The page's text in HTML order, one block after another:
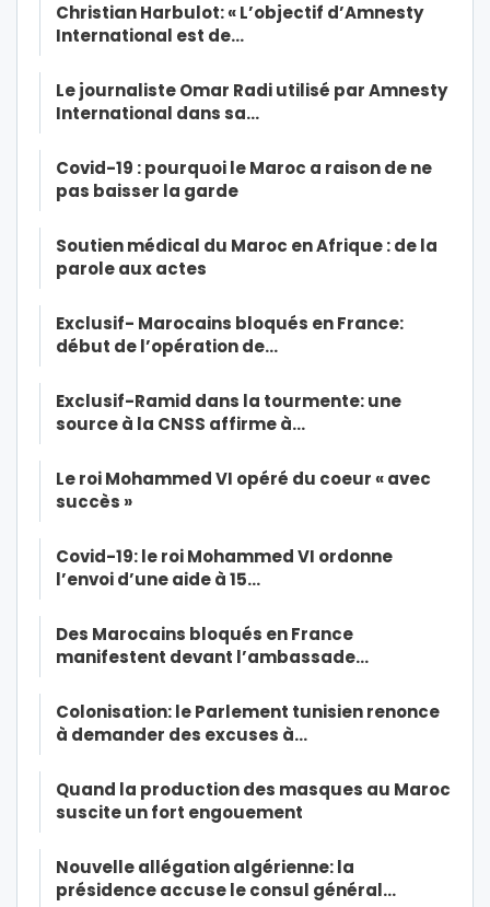
Christian Harbulot: « L’objectif d’Amnesty
International est de…
Le journaliste Omar Radi utilisé par Amnesty
International dans sa…
Covid-19 : pourquoi le Maroc a raison de ne
pas baisser la garde
Soutien médical du Maroc en Afrique : de la
parole aux actes
Exclusif- Marocains bloqués en France:
début de l’opération de…
Exclusif-Ramid dans la tourmente: une
source à la CNSS affirme à…
Le roi Mohammed VI opéré du coeur « avec
succès »
Covid-19: le roi Mohammed VI ordonne
l’envoi d’une aide à 15…
Des Marocains bloqués en France
manifestent devant l’ambassade…
Colonisation: le Parlement tunisien renonce
à demander des excuses à…
Quand la production des masques au Maroc
suscite un fort engouement
Nouvelle allégation algérienne: la
présidence accuse le consul général…